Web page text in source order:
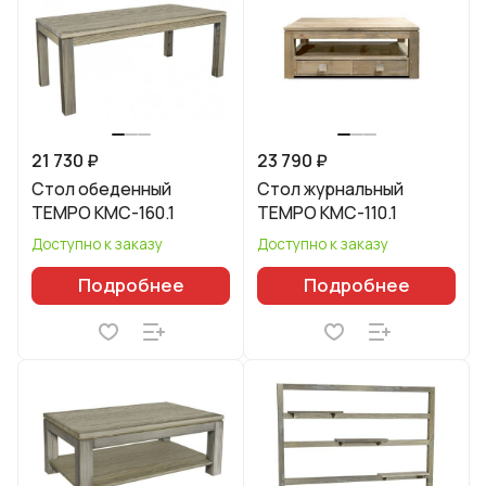
21 730 ₽
Стол обеденный
TEMPO КМС-160.1
Доступно к заказу
Подробнее
23 790 ₽
Стол журнальный
TEMPO КМС-110.1
Доступно к заказу
Подробнее